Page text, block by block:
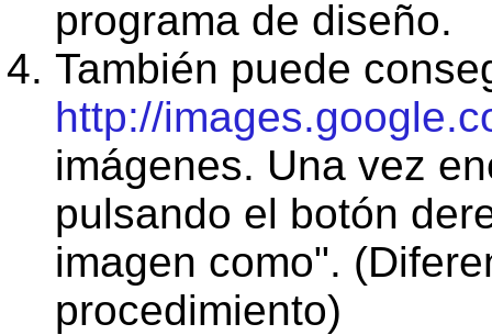
programa de diseño.
También puede
http://
imágenes. Una vez
pulsando el botón
imagen como".
procedimiento)